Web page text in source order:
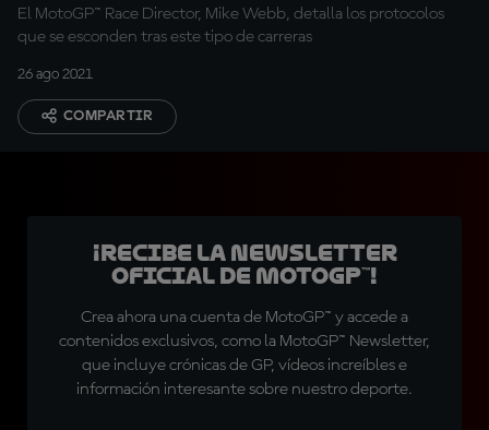
El MotoGP™ Race Director, Mike Webb, detalla los protocolos
que se esconden tras este tipo de carreras
26 ago 2021
COMPARTIR
¡Recibe la Newsletter
oficial de MotoGP™!
Crea ahora una cuenta de MotoGP™ y accede a
contenidos exclusivos, como la MotoGP™ Newsletter,
que incluye crónicas de GP, vídeos increíbles e
información interesante sobre nuestro deporte.